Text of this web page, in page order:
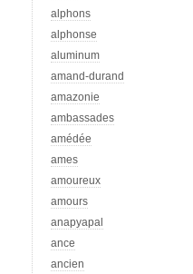
alphons
alphonse
aluminum
amand-durand
amazonie
ambassades
amédée
ames
amoureux
amours
anapyapal
ance
ancien